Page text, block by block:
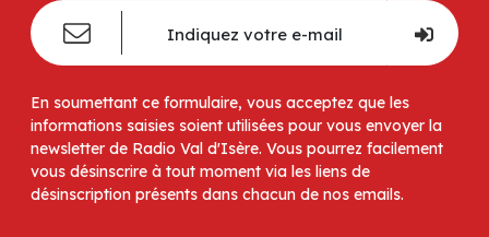
En soumettant ce formulaire, vous acceptez que les
informations saisies soient utilisées pour vous envoyer la
newsletter de Radio Val d'Isère. Vous pourrez facilement
vous désinscrire à tout moment via les liens de
désinscription présents dans chacun de nos emails.